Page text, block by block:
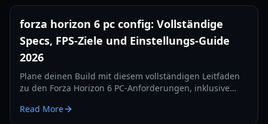
forza horizon 6 pc config: Vollständige
Specs, FPS-Ziele und Einstellungs-Guide
2026
Plane deinen Build mit diesem vollständigen Leitfaden
zu den Forza Horizon 6 PC-Anforderungen, inklusive
Optimierungstipps für bessere FPS.
Read More